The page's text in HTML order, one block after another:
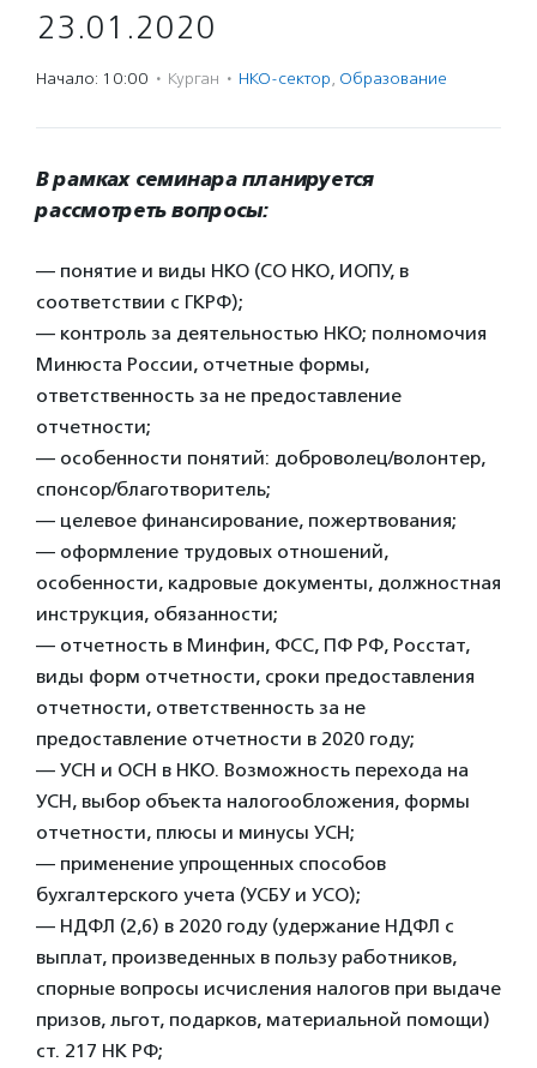
23.01.2020
Начало: 10:00 · Курган · НКО-сектор, Образование
В рамках семинара планируется
рассмотреть вопросы:
— понятие и виды НКО (СО НКО, ИОПУ, в
соответствии с ГКРФ);
— контроль за деятельностью НКО; полномочия
Минюста России, отчетные формы,
ответственность за не предоставление
отчетности;
— особенности понятий: доброволец/волонтер,
спонсор/благотворитель;
— целевое финансирование, пожертвования;
— оформление трудовых отношений,
особенности, кадровые документы, должностная
инструкция, обязанности;
— отчетность в Минфин, ФСС, ПФ РФ, Росстат,
виды форм отчетности, сроки предоставления
отчетности, ответственность за не
предоставление отчетности в 2020 году;
— УСН и ОСН в НКО. Возможность перехода на
УСН, выбор объекта налогообложения, формы
отчетности, плюсы и минусы УСН;
— применение упрощенных способов
бухгалтерского учета (УСБУ и УСО);
— НДФЛ (2,6) в 2020 году (удержание НДФЛ с
выплат, произведенных в пользу работников,
спорные вопросы исчисления налогов при выдаче
призов, льгот, подарков, материальной помощи)
ст. 217 НК РФ;